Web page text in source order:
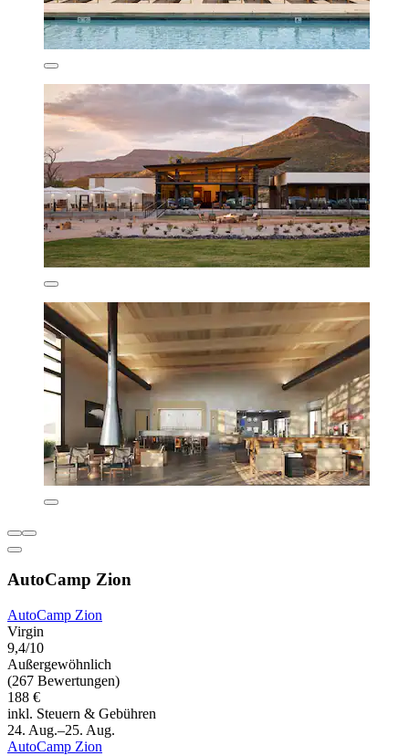
AutoCamp Zion
AutoCamp Zion
Virgin
9,4/10
Außergewöhnlich
(267 Bewertungen)
188 €
inkl. Steuern & Gebühren
24. Aug.–25. Aug.
AutoCamp Zion